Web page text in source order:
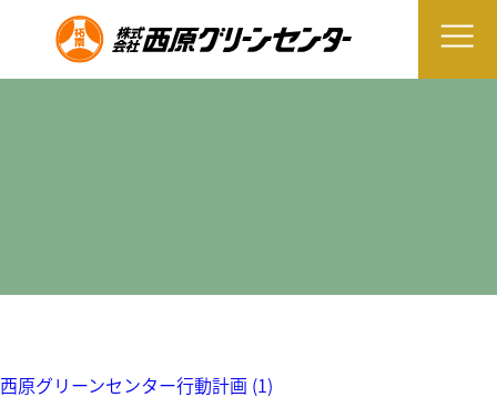
西原グリーンセンター行動計画 (1)